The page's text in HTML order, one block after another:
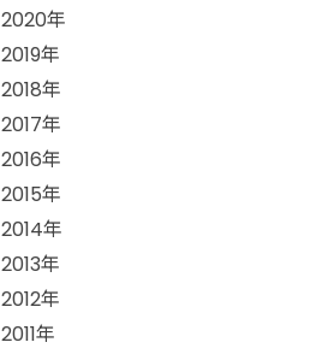
2020年
2019年
2018年
2017年
2016年
2015年
2014年
2013年
2012年
2011年